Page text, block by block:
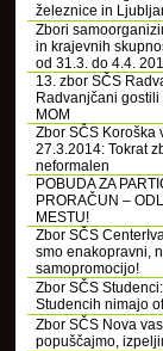
železnice in
Zbori
in krajevnih
od 31.3. do 4.4.
13. zbor SČS
Radvanjčani
MOM
Zbor SČS Koroška
27.3.2014: Tokrat
neformalen
POBUDA ZA
PRORAČUN –
MESTU!
Zbor SČS
smo enakopravni,
samopromocijo!
Zbor SČS
Studencih nimajo
Zbor SČS Nova
popuščajmo,